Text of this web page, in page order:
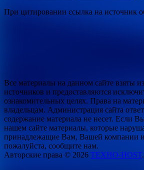
При цитировании ссылка на источник
Все материалы на данном сайте взяты
источников и предоставляются
ознакомительных целях. Права на
владельцам. Администрация сайта
содержание материала не несет. Если
нашем сайте материалы, которые
принадлежащие Вам, Вашей компании
пожалуйста, сообщите нам.
Авторские права © 2026 ТЕХНО-HOST.